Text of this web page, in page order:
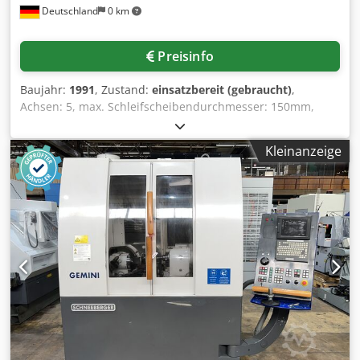
Schleifspindelaufnahme: HSK-50 Max.
Schleifspindelmotor: 15 kW Max.
Schleifscheibendurchmesser: 250 mm Gewicht: 8.100 kg
mit 8 Positionen x1 FANUC 6-Achs-Roboter, Typ LR Mate
200iC 5L x3 HEIDENHAIN Glasmaßstäbe auf allen X-, Y- und
Z-Achsen Maschine kann nach Terminvereinbarung unter
Strom besichtigt werden. Preis auf Anfrage, Verladung auf
LKW inklusive. Weltweiter Versand möglich. Alle Angaben
erfolgen nach bestem Wissen, eine Gewähr für die
Richtigkeit wird jedoch nicht übernommen. Maschine
eignet sich zum Schärfen von Werkzeugen wie Fräsern,
Gewindebohrern und Bohrern. Vergleichbar mit
namhaften Herstellern wie Blohm, Elb, Ewag, Favretto,
Fenix, GER, Jones & Shipman, Jung, Karstens, NUMAFFUT,
Okamoto, Okuma, Saacke, SMP, Studer, Vollmer und
Walter. Es lohnt sich ebenfalls, Zylinderschleifmaschinen,
Flachschleifmaschinen, Drehmaschinen,
Bearbeitungszentren und Fräsmaschinen in Betracht zu
ziehen.
Deutschland 0 km
Preisinfo
Baujahr: 1991, Zustand: einsatzbereit (gebraucht),
Achsen: 5, max. Schleifscheibendurchmesser: 150mm,
Spindeldrehzahl: 9000U/min, Werkstückspindeldrehzahl:
1500U/min, Klemmspindeldrehzahl: 13000U/min,
Verfahrweg X/Y/Z: 200mm/190mm/150mm,
Werkzeugaufnahme: HSK-50. Maschinendimensionen
X/Y/Z: ca. 1700mm/1400mm/1800mm, Steuerung: NumRoto
1060. Steuerung defekt. Inklusive Kühlmittelpumpe und
Kühlmittelbecken, Schleifscheibensatz mit 12x
Aufnahmen. Dokumentation vorhanden. Eine Besichtigung
vor Ort ist möglich. Crjdovu Dfbspfx Afuof
Kleinanzeige